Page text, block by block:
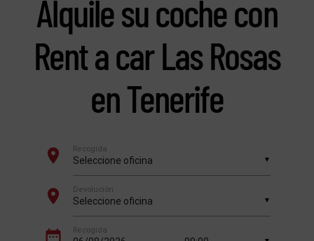
Alquile su coche con
Rent a car Las Rosas
en Tenerife